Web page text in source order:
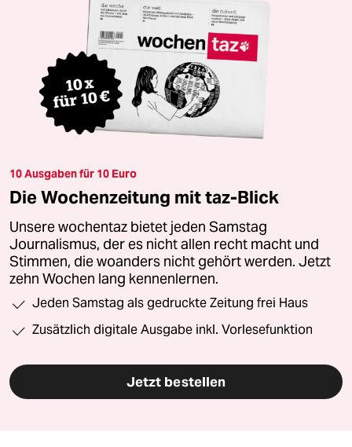
10 Ausgaben für 10 Euro
Die Wochenzeitung mit taz-Blick
Unsere wochentaz bietet jeden Samstag
Journalismus, der es nicht allen recht macht und
Stimmen, die woanders nicht gehört werden. Jetzt
zehn Wochen lang kennenlernen.
Jeden Samstag als gedruckte Zeitung frei Haus
Zusätzlich digitale Ausgabe inkl. Vorlesefunktion
Jetzt bestellen